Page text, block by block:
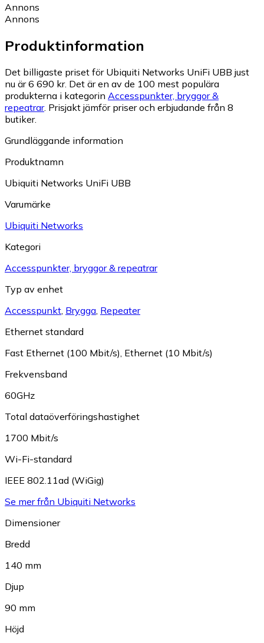
Annons
Annons
Produktinformation
Det billigaste priset för Ubiquiti Networks UniFi UBB just
nu är 6 690 kr. Det är en av de 100 mest populära
produkterna i kategorin Accesspunkter, bryggor &
repeatrar. Prisjakt jämför priser och erbjudande från 8
butiker.
Grundläggande information
Produktnamn
Ubiquiti Networks UniFi UBB
Varumärke
Ubiquiti Networks
Kategori
Accesspunkter, bryggor & repeatrar
Typ av enhet
Accesspunkt Brygga Repeater
Ethernet standard
Fast Ethernet (100 Mbit/s) Ethernet (10 Mbit/s)
Frekvensband
60GHz
Total dataöverföringshastighet
1700 Mbit/s
Wi-Fi-standard
IEEE 802.11ad (WiGig)
Se mer från Ubiquiti Networks
Dimensioner
Bredd
140 mm
Djup
90 mm
Höjd